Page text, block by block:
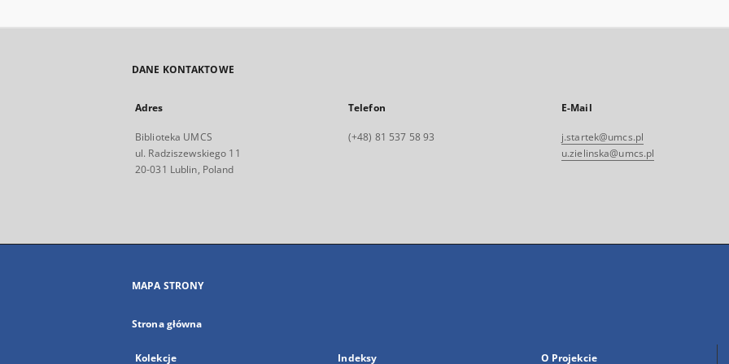
DANE KONTAKTOWE
Adres
Biblioteka UMCS
ul. Radziszewskiego 11
20-031 Lublin, Poland
Telefon
(+48) 81 537 58 93
E-Mail
j.startek@umcs.pl
u.zielinska@umcs.pl
MAPA STRONY
Strona główna
Kolekcje Indeksy O Projekcie